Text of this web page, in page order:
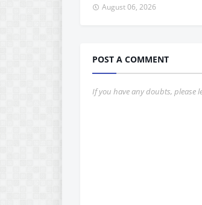
August 06, 2026
POST A COMMENT
If you have any doubts, please